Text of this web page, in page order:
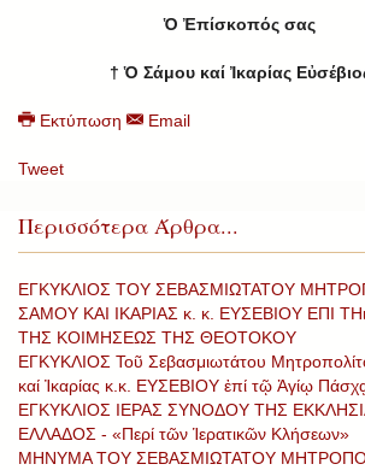
Ὁ Ἐπίσκοπός σας
† Ὁ Σάμου καί Ἰκαρίας
Εκτύπωση Email
Tweet
Περισσότερα Άρθρα...
ΕΓΚΥΚΛΙΟΣ ΤΟΥ ΣΕΒΑΣΜΙΩΤΑΤΟΥ
ΣΑΜΟΥ ΚΑΙ ΙΚΑΡΙΑΣ κ. κ. ΕΥΣΕΒΙΟΥ ΕΠΙ
ΤΗΣ ΚΟΙΜΗΣΕΩΣ ΤΗΣ ΘΕΟΤΟΚΟΥ
ΕΓΚΥΚΛΙΟΣ Τοῦ Σεβασμιωτάτου
καί Ἰκαρίας κ.κ. ΕΥΣΕΒΙΟΥ ἐπί τῷ Ἁγίῳ
ΕΓΚΥΚΛΙΟΣ ΙΕΡΑΣ ΣΥΝΟΔΟΥ ΤΗΣ
ΕΛΛΑΔΟΣ - «Περί τῶν Ἱερατικῶν Κλήσεων»
ΜΗΝΥΜΑ ΤΟΥ ΣΕΒΑΣΜΙΩΤΑΤΟΥ